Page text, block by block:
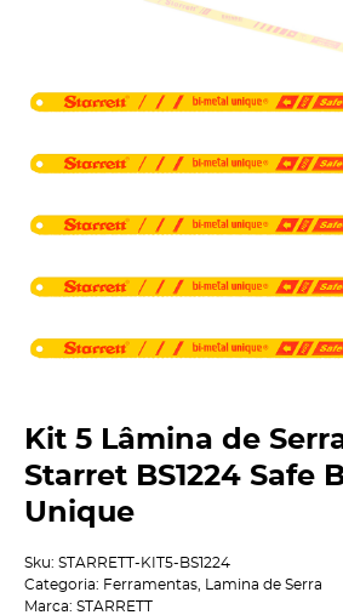
Kit 5 Lâmina de
Starret BS1224 Safe
Unique
Sku: STARRETT-KIT5-BS1224
Categoria: Ferramentas
Lamina de Serra
Marca: STARRETT